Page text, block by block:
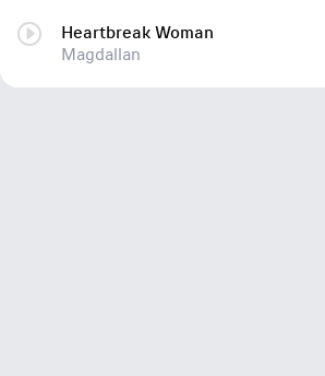
Heartbreak Woman
Magdallan